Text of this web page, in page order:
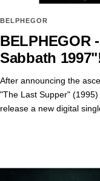
BELPHEGOR
BELPHEGOR
Sabbath
After announcing the
"The Last Supper"
release a new digital